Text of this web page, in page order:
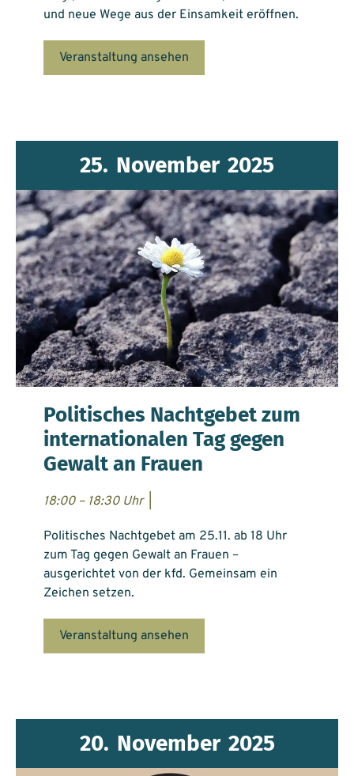
und neue Wege aus der Einsamkeit eröffnen.
Veranstaltung ansehen
25. November 2025
Politisches Nachtgebet zum
internationalen Tag gegen
Gewalt an Frauen
18:00 – 18:30 Uhr
Politisches Nachtgebet am 25.11. ab 18 Uhr
zum Tag gegen Gewalt an Frauen –
ausgerichtet von der kfd. Gemeinsam ein
Zeichen setzen.
Veranstaltung ansehen
20. November 2025